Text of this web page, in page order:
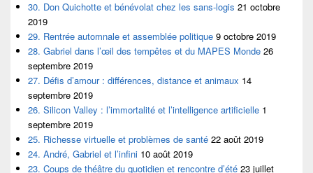
30. Don Quichotte et bénévolat chez les sans-logis 21 octobre
2019
29. Rentrée automnale et assemblée politique 9 octobre 2019
28. Gabriel dans l’œil des tempêtes et du MAPES Monde 26
septembre 2019
27. Défis d’amour : différences, distance et animaux 14
septembre 2019
26. Silicon Valley : l’immortalité et l’intelligence artificielle 1
septembre 2019
25. Richesse virtuelle et problèmes de santé 22 août 2019
24. André, Gabriel et l’infini 10 août 2019
23. Coups de théâtre du quotidien et rencontre d’été 23 juillet